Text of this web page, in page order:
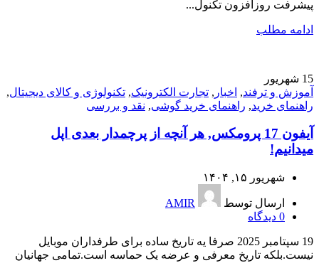
پیشرفت روزافزون تکنول...
ادامه مطلب
15 شهریور
آموزش و ترفند, اخبار , تجارت الکترونیک, تکنولوژی و کالای دیجیتال,
راهنمای خرید, راهنمای خرید گوشی, نقد و بررسی
آیفون 17 پرومکس, هر آنچه از پرچمدار بعدی اپل
میدانیم!
شهریور ۱۵, ۱۴۰۴
ارسال توسط
AMIR
0 دیدگاه
19 سپتامبر 2025 صرفا یه تاریخ ساده برای طرفداران موبایل
نیست.بلکه تاریخ معرفی و عرضه یک حماسه است.تمامی جهانیان